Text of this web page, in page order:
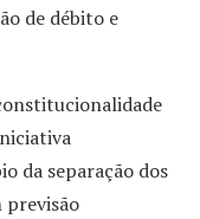
de débito e
da separação dos
previsão